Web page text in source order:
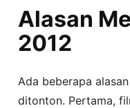
Alasan
2012
Ada beberapa
ditonton. Pertama,